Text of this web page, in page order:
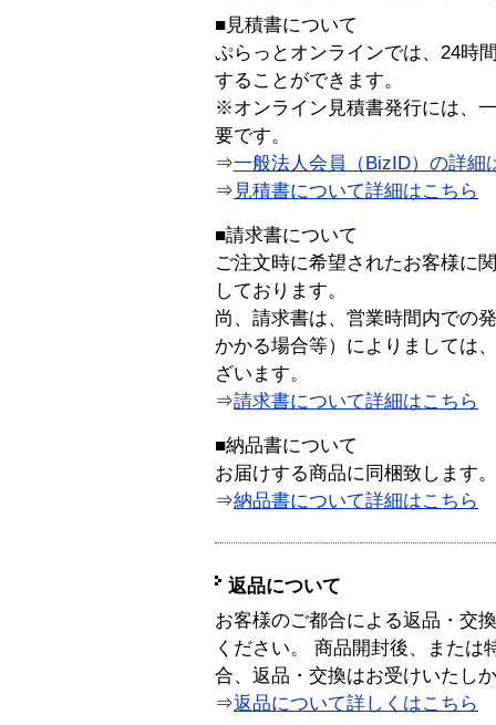
■見積書について
ぷらっとオンラインでは、24時
することができます。
※オンライン見積書発行には、
要です。
⇒一般法人会員（BizID）の詳細
⇒ 見積書について詳細はこちら
■請求書について
ご注文時に希望されたお客様に
しております。
尚、請求書は、営業時間内での
かかる場合等）によりましては
ざいます。
⇒請求書について詳細はこちら
■納品書について
お届けする商品に同梱致します。
⇒納品書について詳細はこちら
返品について
お客様のご都合による返品・交
ください。 商品開封後、または
合、返品・交換はお受けいたし
⇒返品について詳しくはこちら